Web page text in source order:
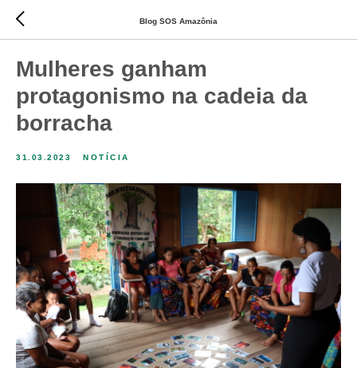
Blog SOS Amazônia
Mulheres ganham
protagonismo na cadeia da
borracha
31.03.2023 NOTÍCIA